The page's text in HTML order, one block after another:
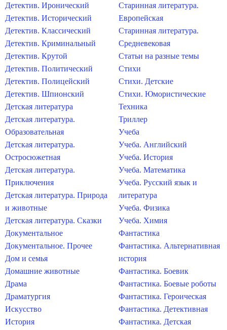
Детектив. Иронический
Детектив. Исторический
Детектив. Классический
Детектив. Криминальный
Детектив. Крутой
Детектив. Политический
Детектив. Полицейский
Детектив. Шпионский
Детская литература
Детская литература.
Образовательная
Детская литература.
Остросюжетная
Детская литература.
Приключения
Детская литература. Природа
и животные
Детская литература. Сказки
Документальное
Документальное. Прочее
Дом и семья
Домашние животные
Драма
Драматургия
Искусство
История
Старинная литература.
Европейская
Старинная литература.
Средневековая
Статьи на разные темы
Стихи
Стихи. Детские
Стихи. Юмористические
Техника
Триллер
Учеба
Учеба. Английский
Учеба. История
Учеба. Математика
Учеба. Русский язык и
литература
Учеба. Физика
Учеба. Химия
Фантастика
Фантастика. Альтернативная
история
Фантастика. Боевик
Фантастика. Боевые роботы
Фантастика. Героическая
Фантастика. Детективная
Фантастика. Детская